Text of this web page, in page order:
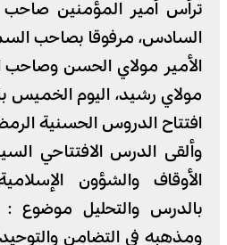
ترأس أمير المؤمنين صاحب
السادس، مرفوقا بصاحب
الأمير مولاي الحسن وصاحب
مولاي رشيد، اليوم الخميس
افتتاح الدروس الحسنية
وألقى الدرس الافتتاحي
الأوقاف والشؤون
بالدرس والتحليل موضوع :
ومذهبه في التضامن